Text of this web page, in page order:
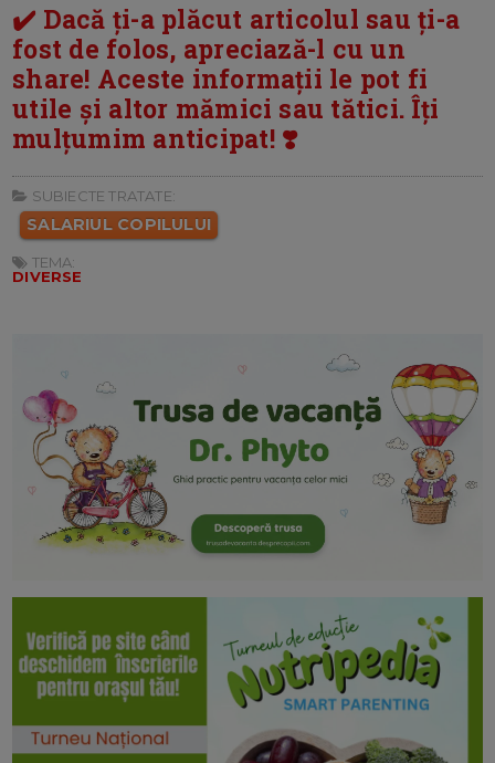
✔️ Dacă ți-a plăcut articolul sau ți-a
fost de folos, apreciază-l cu un
share! Aceste informații le pot fi
utile și altor mămici sau tătici. Îți
mulțumim anticipat! ❣️
SUBIECTE TRATATE:
SALARIUL COPILULUI
TEMA:
DIVERSE